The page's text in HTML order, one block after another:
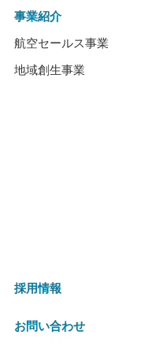
事業紹介
航空セールス事業
地域創生事業
採用情報
お問い合わせ